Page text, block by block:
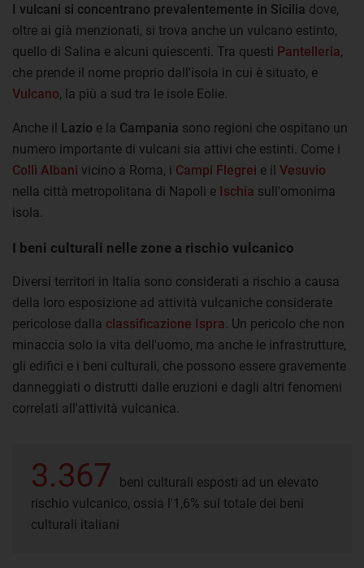
I vulcani si concentrano prevalentemente in Sicilia dove,
oltre ai già menzionati, si trova anche un vulcano estinto,
quello di Salina e alcuni quiescenti. Tra questi Pantelleria,
che prende il nome proprio dall'isola in cui è situato, e
Vulcano, la più a sud tra le isole Eolie.
Anche il Lazio e la Campania sono regioni che ospitano un
numero importante di vulcani sia attivi che estinti. Come i
Colli Albani vicino a Roma, i Campi Flegrei e il Vesuvio
nella città metropolitana di Napoli e Ischia sull'omonima
isola.
I beni culturali nelle zone a rischio vulcanico
Diversi territori in Italia sono considerati a rischio a causa
della loro esposizione ad attività vulcaniche considerate
pericolose dalla classificazione Ispra . Un pericolo che non
minaccia solo la vita dell'uomo, ma anche le infrastrutture,
gli edifici e i beni culturali, che possono essere gravemente
danneggiati o distrutti dalle eruzioni e dagli altri fenomeni
correlati all'attività vulcanica.
3.367
beni culturali esposti ad un elevato
rischio vulcanico, ossia l'1,6% sul totale dei beni
culturali italiani